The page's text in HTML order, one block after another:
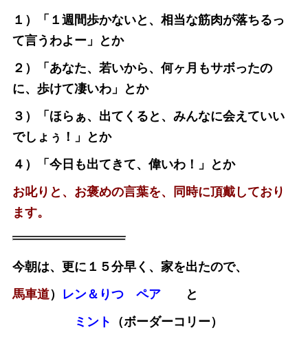
１）「１週間歩かないと、相当な筋肉が落ちるっ
て言うわよー」とか
２）「あなた、若いから、何ヶ月もサボったの
に、歩けて凄いわ」とか
３）「ほらぁ、出てくると、みんなに会えていい
でしょぅ！」とか
４）「今日も出てきて、偉いわ！」とか
お叱りと、お褒めの言葉を、同時に頂戴しており
ます。
今朝は、更に１５分早く、家を出たので、
馬車道） レン＆りつ ペア
と
ミント
（ボーダーコリー）